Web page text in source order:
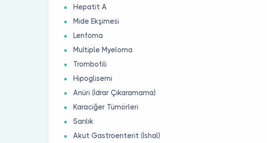
Hepatit A
Mide Ekşimesi
Lenfoma
Multiple Myeloma
Trombofili
Hipoglisemi
Anüri (İdrar Çıkaramama)
Karaciğer Tümörleri
Sarılık
Akut Gastroenterit (İshal)